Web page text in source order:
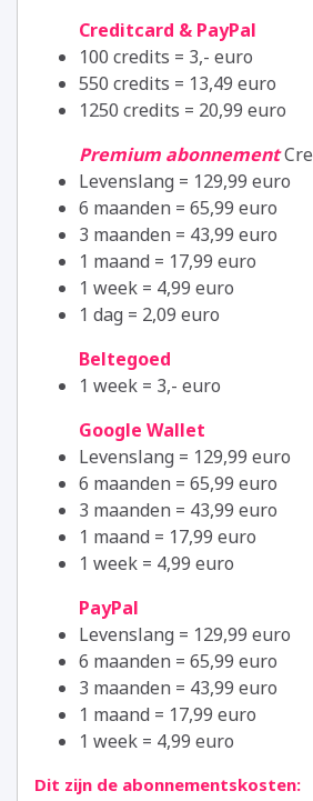
Creditcard & PayPal
100 credits = 3,- euro
550 credits = 13,49 euro
1250 credits = 20,99 euro
Premium abonnement
Levenslang = 129,99 euro
6 maanden = 65,99 euro
3 maanden = 43,99 euro
1 maand = 17,99 euro
1 week = 4,99 euro
1 dag = 2,09 euro
Beltegoed
1 week = 3,- euro
Google Wallet
Levenslang = 129,99 euro
6 maanden = 65,99 euro
3 maanden = 43,99 euro
1 maand = 17,99 euro
1 week = 4,99 euro
PayPal
Levenslang = 129,99 euro
6 maanden = 65,99 euro
3 maanden = 43,99 euro
1 maand = 17,99 euro
1 week = 4,99 euro
Dit zijn de abonnementskosten: